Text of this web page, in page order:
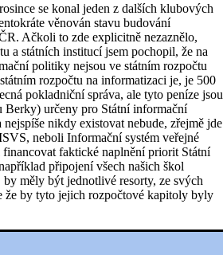
se konal jeden z dalších klubových
věnován stavu budování
Ačkoli to zde explicitně nezaznělo,
a státních institucí jsem pochopil, že na
politiky nejsou ve státním rozpočtu
rozpočtu na informatizaci je, je 500
pokladniční správa, ale tyto peníze jsou
Berky) určeny pro Státní informační
nejspíše nikdy existovat nebude, zřejmě jde
neboli Informační systém veřejné
faktické naplnění priorit Státní
připojení všech našich škol
měly být jednotlivé resorty, ze svých
že by tyto jejich rozpočtové kapitoly byly